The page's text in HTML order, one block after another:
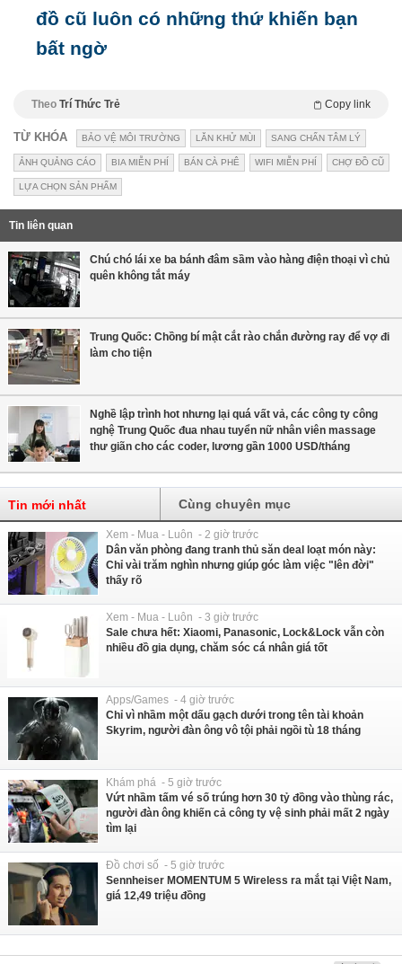
đồ cũ luôn có những thứ khiến bạn
bất ngờ
Theo Trí Thức Trẻ Copy link
TỪ KHÓA BẢO VỆ MÔI TRƯỜNG LĂN KHỬ MÙI SANG CHẤN TÂM LÝ
ẢNH QUẢNG CÁO BIA MIỄN PHÍ BÁN CÀ PHÊ WIFI MIỄN PHÍ CHỢ ĐỒ CŨ
LỰA CHỌN SẢN PHẨM
Tin liên quan
Chú chó lái xe ba bánh đâm sầm vào hàng điện thoại vì chủ
quên không tắt máy
Trung Quốc: Chồng bí mật cắt rào chắn đường ray để vợ đi
làm cho tiện
Nghề lập trình hot nhưng lại quá vất vả, các công ty công
nghệ Trung Quốc đua nhau tuyển nữ nhân viên massage
thư giãn cho các coder, lương gần 1000 USD/tháng
Tin mới nhất Cùng chuyên mục
Xem - Mua - Luôn - 2 giờ trước
Dân văn phòng đang tranh thủ săn deal loạt món này:
Chỉ vài trăm nghìn nhưng giúp góc làm việc "lên đời"
thấy rõ
Xem - Mua - Luôn - 3 giờ trước
Sale chưa hết: Xiaomi, Panasonic, Lock&Lock vẫn còn
nhiều đồ gia dụng, chăm sóc cá nhân giá tốt
Apps/Games - 4 giờ trước
Chỉ vì nhầm một dấu gạch dưới trong tên tài khoản
Skyrim, người đàn ông vô tội phải ngồi tù 18 tháng
Khám phá - 5 giờ trước
Vứt nhầm tấm vé số trúng hơn 30 tỷ đồng vào thùng rác,
người đàn ông khiến cả công ty vệ sinh phải mất 2 ngày
tìm lại
Đồ chơi số - 5 giờ trước
Sennheiser MOMENTUM 5 Wireless ra mắt tại Việt Nam,
giá 12,49 triệu đồng